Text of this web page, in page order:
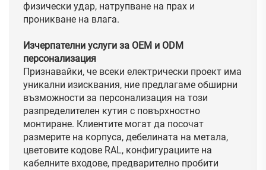
физически удар, натрупване на прах и
проникване на влага.
Изчерпателни услуги за OEM и ODM
персонализация
Признавайки, че всеки електрически проект има
уникални изисквания, ние предлагаме обширни
възможности за персонализация на този
разпределителен кутия с повърхностно
монтиране. Клиентите могат да посочат
размерите на корпуса, дебелината на метала,
цветовите кодове RAL, конфигурациите на
кабелните входове, предварително пробити